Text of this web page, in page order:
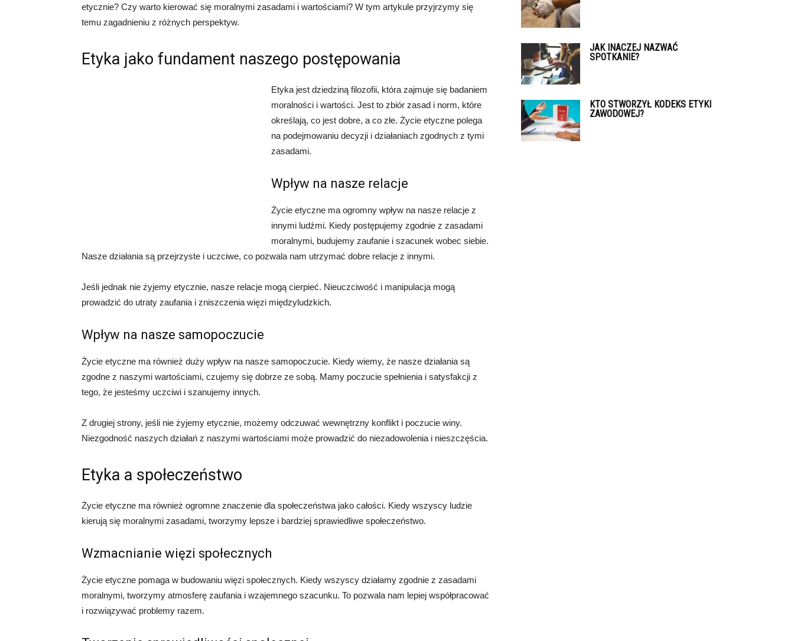
etycznie? Czy warto kierować się moralnymi zasadami i wartościami? W tym artykule przyjrzymy się
temu zagadnieniu z różnych perspektyw.
Etyka jako fundament naszego postępowania
Etyka jest dziedziną filozofii, która zajmuje się badaniem
moralności i wartości. Jest to zbiór zasad i norm, które
określają, co jest dobre, a co złe. Życie etyczne polega
na podejmowaniu decyzji i działaniach zgodnych z tymi
zasadami.
Wpływ na nasze relacje
Życie etyczne ma ogromny wpływ na nasze relacje z
innymi ludźmi. Kiedy postępujemy zgodnie z zasadami
moralnymi, budujemy zaufanie i szacunek wobec siebie.
Nasze działania są przejrzyste i uczciwe, co pozwala nam utrzymać dobre relacje z innymi.
Jeśli jednak nie żyjemy etycznie, nasze relacje mogą cierpieć. Nieuczciwość i manipulacja mogą
prowadzić do utraty zaufania i zniszczenia więzi międzyludzkich.
Wpływ na nasze samopoczucie
Życie etyczne ma również duży wpływ na nasze samopoczucie. Kiedy wiemy, że nasze działania są
zgodne z naszymi wartościami, czujemy się dobrze ze sobą. Mamy poczucie spełnienia i satysfakcji z
tego, że jesteśmy uczciwi i szanujemy innych.
Z drugiej strony, jeśli nie żyjemy etycznie, możemy odczuwać wewnętrzny konflikt i poczucie winy.
Niezgodność naszych działań z naszymi wartościami może prowadzić do niezadowolenia i nieszczęścia.
Etyka a społeczeństwo
Życie etyczne ma również ogromne znaczenie dla społeczeństwa jako całości. Kiedy wszyscy ludzie
kierują się moralnymi zasadami, tworzymy lepsze i bardziej sprawiedliwe społeczeństwo.
Wzmacnianie więzi społecznych
Życie etyczne pomaga w budowaniu więzi społecznych. Kiedy wszyscy działamy zgodnie z zasadami
moralnymi, tworzymy atmosferę zaufania i wzajemnego szacunku. To pozwala nam lepiej współpracować
i rozwiązywać problemy razem.
JAK INACZEJ NAZWAĆ
SPOTKANIE?
KTO STWORZYŁ KODEKS ETYKI
ZAWODOWEJ?